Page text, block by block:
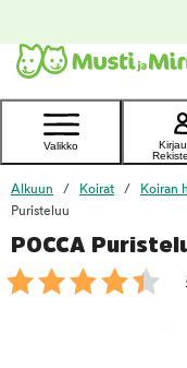
Ota yhteyttä
asiakaspalveluun
Valikko
Alkuun Koirat Koiran
Puristeluu
POCCA
foo